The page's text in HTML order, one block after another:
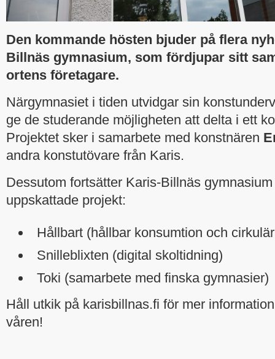
Den kommande hösten bjuder på flera
Billnäs gymnasium, som fördjupar sitt
ortens företagare.
Närgymnasiet i tiden utvidgar sin
ge de studerande möjligheten att delta i ett
Projektet sker i samarbete med konstnären
andra konstutövare från Karis.
Dessutom fortsätter Karis-Billnäs
uppskattade projekt:
Hållbart (hållbar konsumtion och
Snilleblixten (digital skoltidning)
Toki (samarbete med finska gymnasier)
Håll utkik på karisbillnas.fi för mer
våren!